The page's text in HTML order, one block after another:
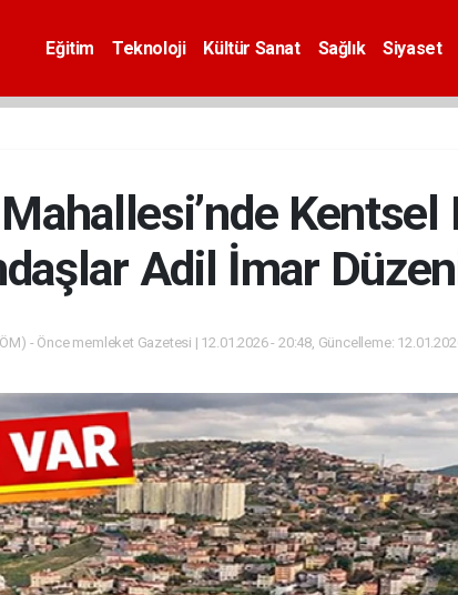
Eğitim Teknoloji Kültür Sanat Sağlık Siyaset
Kentsel
Adil İmar
- Önce memleket Gazetesi | 12.01.2026 - 20:48, Güncelleme: